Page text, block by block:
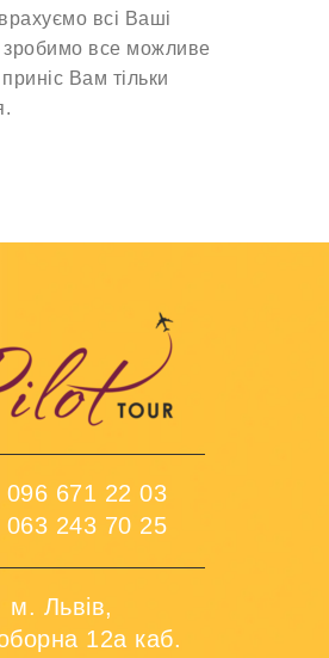
всі Ваші
зробимо все можливе
Вам тільки
096 671 22 03
063 243 70 25
м. Львів,
12а каб.